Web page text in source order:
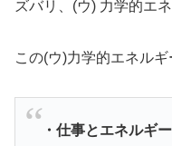
ズバリ、(ウ) 力学的エ
この(ウ)力学的エネル
・仕事とエネルギー